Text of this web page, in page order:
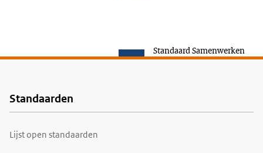
Standaard Samenwerken
Voet
Standaarden
Lijst open standaarden